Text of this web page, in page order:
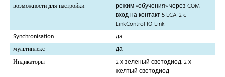
возможности для настройки
режим «обучения» через COM
вход на контакт 5 LCA-2 c
LinkControl IO-Link
Synchronisation
да
мультиплекс
да
Индикаторы
2 х зеленый светодиод, 2 х
желтый светодиод